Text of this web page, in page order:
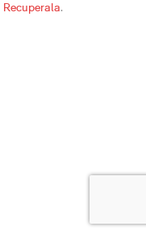
Recuperala.